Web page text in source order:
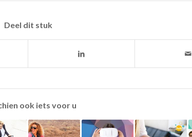
Deel dit stuk
ook iets voor u